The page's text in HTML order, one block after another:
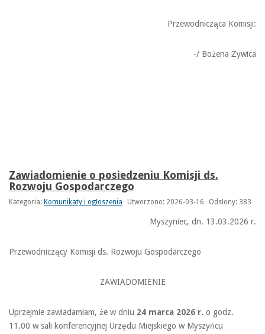
Przewodnicząca Komisji:
-/ Bożena Żywica
Zawiadomienie o posiedzeniu Komisji ds.
Rozwoju Gospodarczego
Kategoria: Komunikaty i ogłoszenia Utworzono: 2026-03-16 Odsłony: 383
Myszyniec, dn. 13.03.2026 r.
Przewodniczący Komisji ds. Rozwoju Gospodarczego
ZAWIADOMIENIE
Uprzejmie zawiadamiam, że w dniu 24 marca 2026 r. o godz.
11.00 w sali konferencyjnej Urzędu Miejskiego w Myszyńcu